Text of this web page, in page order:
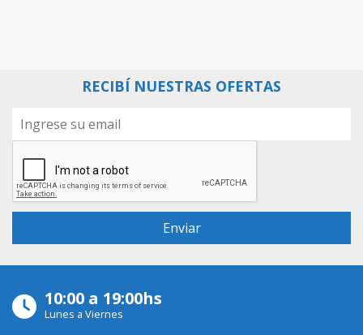
RECIBÍ NUESTRAS OFERTAS
10:00 a 19:00hs
Lunes a Viernes